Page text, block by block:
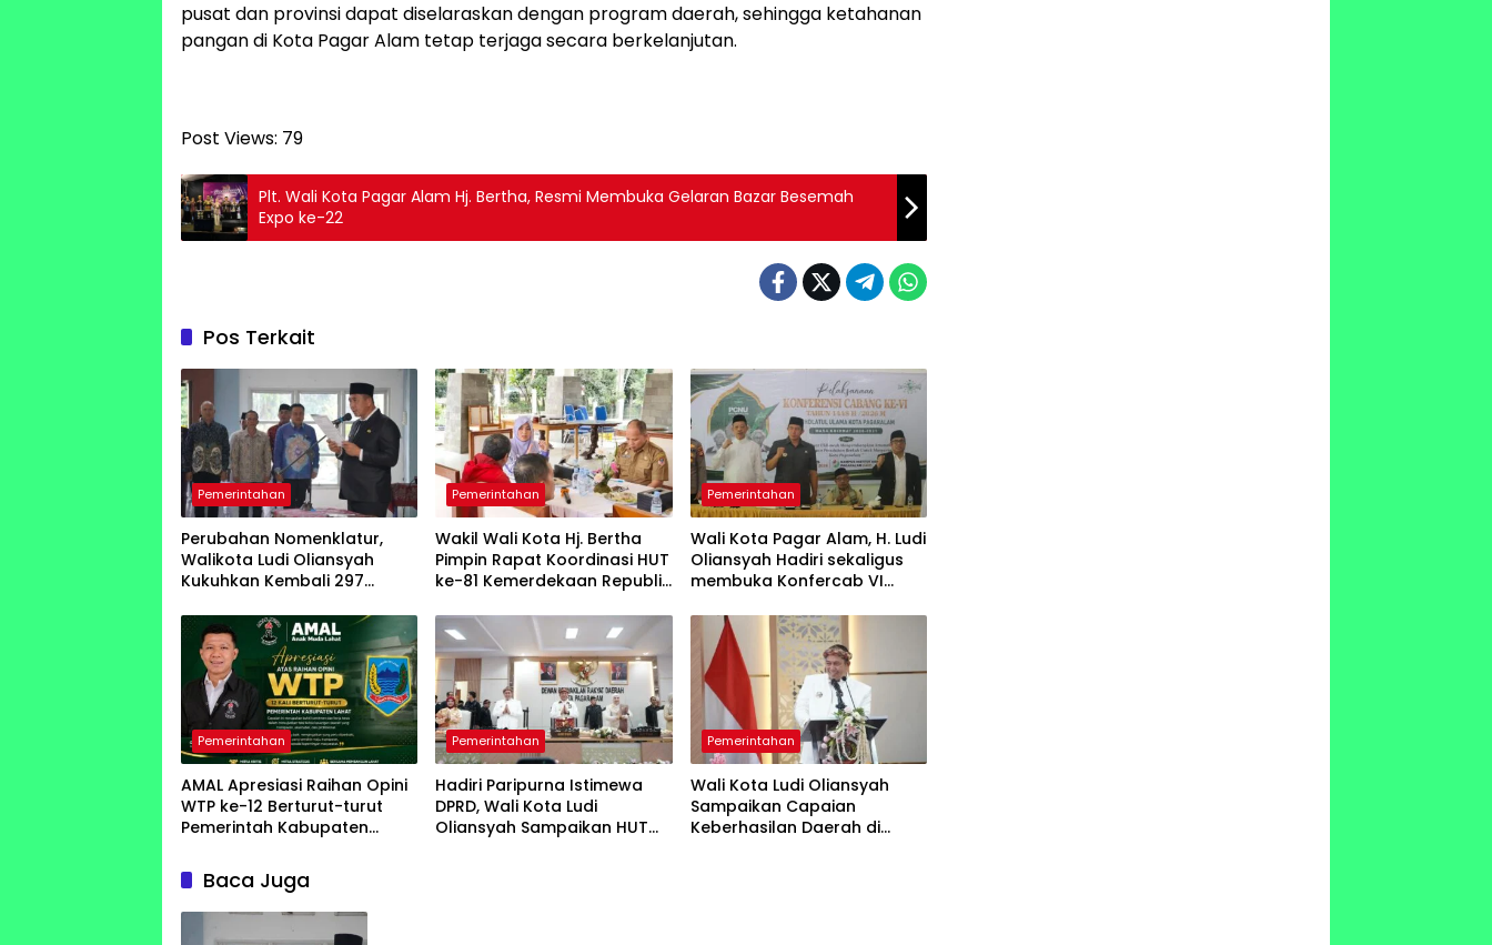
pusat dan provinsi dapat diselaraskan dengan program daerah, sehingga ketahanan
pangan di Kota Pagar Alam tetap terjaga secara berkelanjutan.
Post Views: 79
Plt. Wali Kota Pagar Alam Hj. Bertha, Resmi Membuka Gelaran Bazar Besemah
Expo ke-22
Pos Terkait
Pemerintahan
Perubahan Nomenklatur,
Walikota Ludi Oliansyah
Kukuhkan Kembali 297
Pemerintahan
Wakil Wali Kota Hj. Bertha
Pimpin ​Rapat Koordinasi HUT
ke-81 Kemerdekaan Republik
Pemerintahan
Wali Kota Pagar Alam, H. Ludi
Oliansyah Hadiri sekaligus
membuka Konfercab VI
Pemerintahan
AMAL Apresiasi Raihan Opini
WTP ke-12 Berturut-turut
Pemerintah Kabupaten
Pemerintahan
Hadiri Paripurna Istimewa
DPRD, Wali Kota Ludi
Oliansyah Sampaikan HUT
Pemerintahan
Wali Kota Ludi Oliansyah
Sampaikan Capaian
Keberhasilan Daerah di
Baca Juga